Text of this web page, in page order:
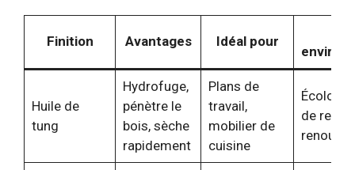
Finition Avantages Idéal pour
Huile de
tung
Hydrofuge,
pénètre le
bois, sèche
rapidement
Plans de
travail,
mobilier de
cuisine
de